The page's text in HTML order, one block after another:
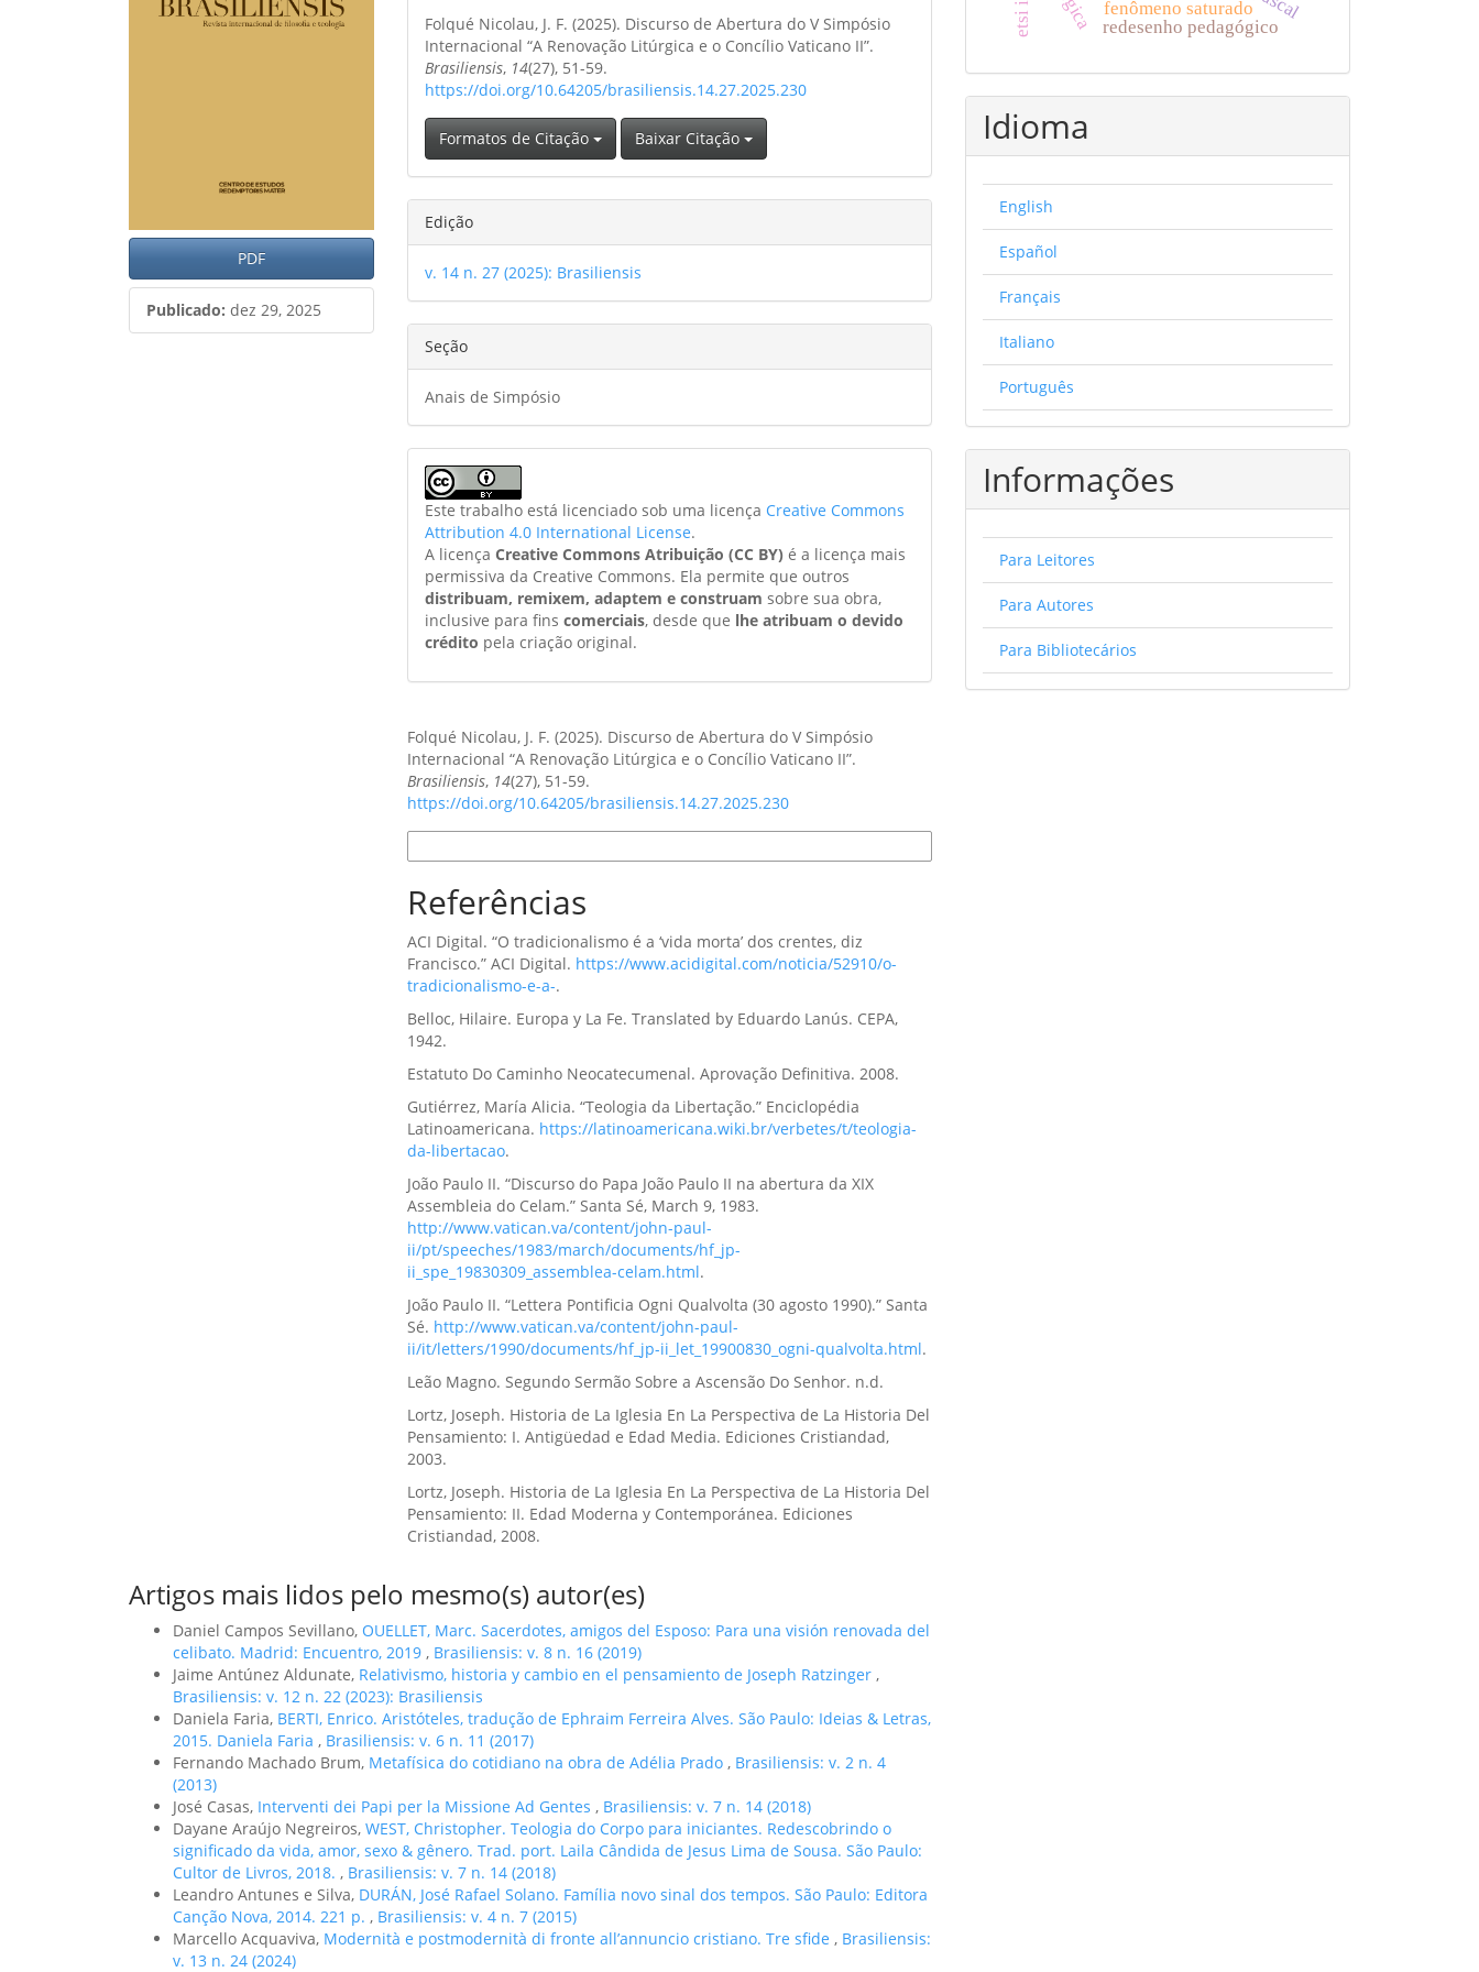
PDF
Publicado: dez 29, 2025
artigo
Folqué Nicolau, J. F. (2025). Discurso de Abertura do V Simpósio
Internacional “A Renovação Litúrgica e o Concílio Vaticano II”.
Brasiliensis, 14(27), 51-59.
https://doi.org/10.64205/brasiliensis.14.27.2025.230
Formatos de Citação Baixar Citação
Edição
v. 14 n. 27 (2025): Brasiliensis
Seção
Anais de Simpósio
Este trabalho está licenciado sob uma licença Creative Commons
Attribution 4.0 International License.
A licençaCreative Commons Atribuição (CC BY) é a licença mais
permissiva da Creative Commons. Ela permite que outros
distribuam, remixem, adaptem e construam sobre sua obra,
inclusive para finscomerciais, desde que lhe atribuam o devido
crédito pela criação original.
Folqué Nicolau, J. F. (2025). Discurso de Abertura do V Simpósio
Internacional “A Renovação Litúrgica e o Concílio Vaticano II”.
Brasiliensis, 14(27), 51-59.
https://doi.org/10.64205/brasiliensis.14.27.2025.230
Referências
ACI Digital. “O tradicionalismo é a ‘vida morta’ dos crentes, diz
Francisco.” ACI Digital. https://www.acidigital.com/noticia/52910/o-
tradicionalismo-e-a-.
Belloc, Hilaire. Europa y La Fe. Translated by Eduardo Lanús. CEPA,
1942.
Estatuto Do Caminho Neocatecumenal. Aprovação Definitiva. 2008.
Gutiérrez, María Alicia. “Teologia da Libertação.” Enciclopédia
Latinoamericana. https://latinoamericana.wiki.br/verbetes/t/teologia-
da-libertacao.
João Paulo II. “Discurso do Papa João Paulo II na abertura da XIX
Assembleia do Celam.” Santa Sé, March 9, 1983.
http://www.vatican.va/content/john-paul-
ii/pt/speeches/1983/march/documents/hf_jp-
ii_spe_19830309_assemblea-celam.html.
João Paulo II. “Lettera Pontificia Ogni Qualvolta (30 agosto 1990).” Santa
Sé. http://www.vatican.va/content/john-paul-
ii/it/letters/1990/documents/hf_jp-ii_let_19900830_ogni-qualvolta.html.
Leão Magno. Segundo Sermão Sobre a Ascensão Do Senhor. n.d.
Lortz, Joseph. Historia de La Iglesia En La Perspectiva de La Historia Del
Pensamiento: I. Antigüedad e Edad Media. Ediciones Cristiandad,
2003.
Lortz, Joseph. Historia de La Iglesia En La Perspectiva de La Historia Del
Pensamiento: II. Edad Moderna y Contemporánea. Ediciones
Cristiandad, 2008.
Artigos mais lidos pelo mesmo(s) autor(es)
Daniel Campos Sevillano, OUELLET, Marc. Sacerdotes, amigos del Esposo: Para una visión renovada del
celibato. Madrid: Encuentro, 2019 , Brasiliensis: v. 8 n. 16 (2019)
Jaime Antúnez Aldunate, Relativismo, historia y cambio en el pensamiento de Joseph Ratzinger ,
Brasiliensis: v. 12 n. 22 (2023): Brasiliensis
Daniela Faria, BERTI, Enrico. Aristóteles, tradução de Ephraim Ferreira Alves. São Paulo: Ideias & Letras,
2015. Daniela Faria , Brasiliensis: v. 6 n. 11 (2017)
Fernando Machado Brum, Metafísica do cotidiano na obra de Adélia Prado , Brasiliensis: v. 2 n. 4
(2013)
José Casas, Interventi dei Papi per la Missione Ad Gentes , Brasiliensis: v. 7 n. 14 (2018)
Dayane Araújo Negreiros, WEST, Christopher. Teologia do Corpo para iniciantes. Redescobrindo o
significado da vida, amor, sexo & gênero. Trad. port. Laila Cândida de Jesus Lima de Sousa. São Paulo:
Cultor de Livros, 2018. , Brasiliensis: v. 7 n. 14 (2018)
Leandro Antunes e Silva, DURÁN, José Rafael Solano. Família novo sinal dos tempos. São Paulo: Editora
Canção Nova, 2014. 221 p. , Brasiliensis: v. 4 n. 7 (2015)
Marcello Acquaviva, Modernità e postmodernità di fronte all’annuncio cristiano. Tre sfide , Brasiliensis:
v. 13 n. 24 (2024)
fenômeno saturado
redesenho pedagógico
Idioma
English
Español
Français
Italiano
Português
Informações
Para Leitores
Para Autores
Para Bibliotecários